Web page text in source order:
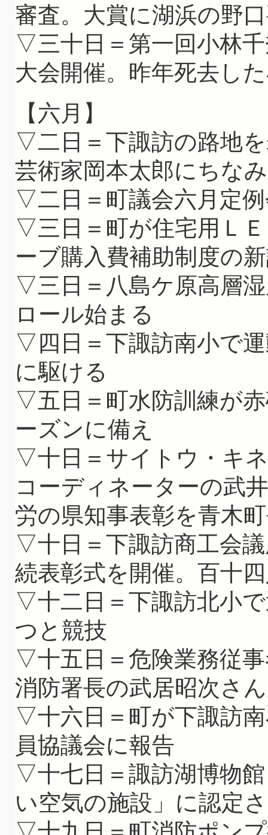
審査。大賞に湖浜の野
▽三十日＝第一回小林
大会開催。昨年死去し
【六月】
▽二日＝下諏訪の路地
芸術家岡本太郎にちな
▽二日＝町議会六月定
▽三日＝町が住宅用Ｌ
ーブ購入費補助制度の
▽三日＝八島ケ原高層
ロール始まる
▽四日＝下諏訪南小で
に駆ける
▽五日＝町水防訓練が
ーズンに備え
▽十日＝サイトウ・キ
コーディネーターの武
労の県知事表彰を青木
▽十日＝下諏訪商工会
続表彰式を開催。百十
▽十二日＝下諏訪北小
つと競技
▽十五日＝危険業務従
消防署長の武居昭次さ
▽十六日＝町が下諏訪
員協議会に報告
▽十七日＝諏訪湖博物
い空気の施設」に認定